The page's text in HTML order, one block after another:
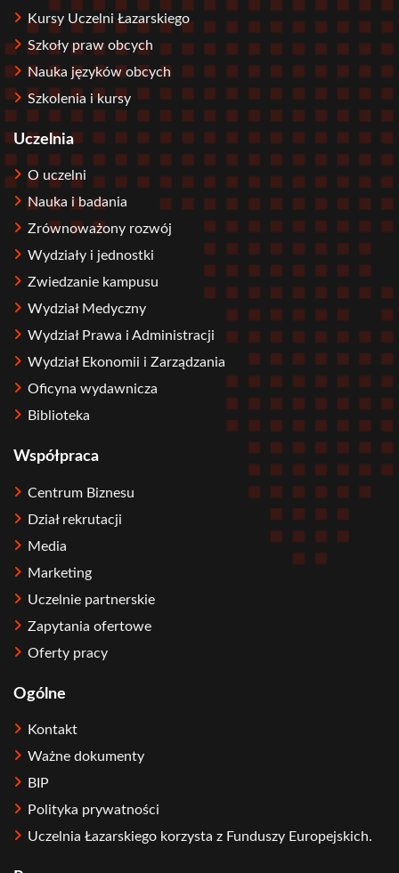
Kursy Uczelni Łazarskiego
Szkoły praw obcych
Nauka języków obcych
Szkolenia i kursy
Uczelnia
O uczelni
Nauka i badania
Zrównoważony rozwój
Wydziały i jednostki
Zwiedzanie kampusu
Wydział Medyczny
Wydział Prawa i Administracji
Wydział Ekonomii i Zarządzania
Oficyna wydawnicza
Biblioteka
Współpraca
Centrum Biznesu
Dział rekrutacji
Media
Marketing
Uczelnie partnerskie
Zapytania ofertowe
Oferty pracy
Ogólne
Kontakt
Ważne dokumenty
BIP
Polityka prywatności
Uczelnia Łazarskiego korzysta z Funduszy Europejskich.